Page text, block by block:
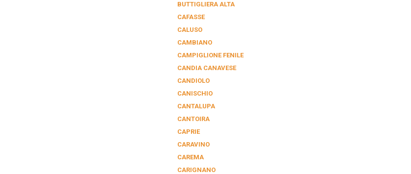
BUTTIGLIERA ALTA
CAFASSE
CALUSO
CAMBIANO
CAMPIGLIONE FENILE
CANDIA CANAVESE
CANDIOLO
CANISCHIO
CANTALUPA
CANTOIRA
CAPRIE
CARAVINO
CAREMA
CARIGNANO